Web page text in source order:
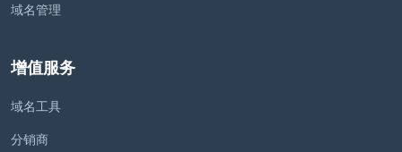
域名管理
增值服务
域名工具
分销商